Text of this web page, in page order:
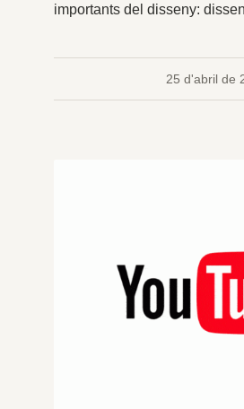
importants del disseny:
25 d'abril de